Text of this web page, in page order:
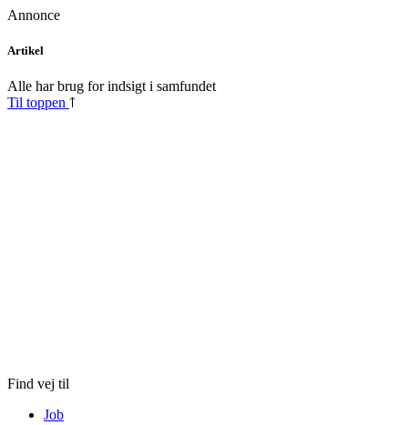
Annonce
Skip
content
Artikel
Alle har brug for indsigt i samfundet
Til toppen
Find vej til
Job